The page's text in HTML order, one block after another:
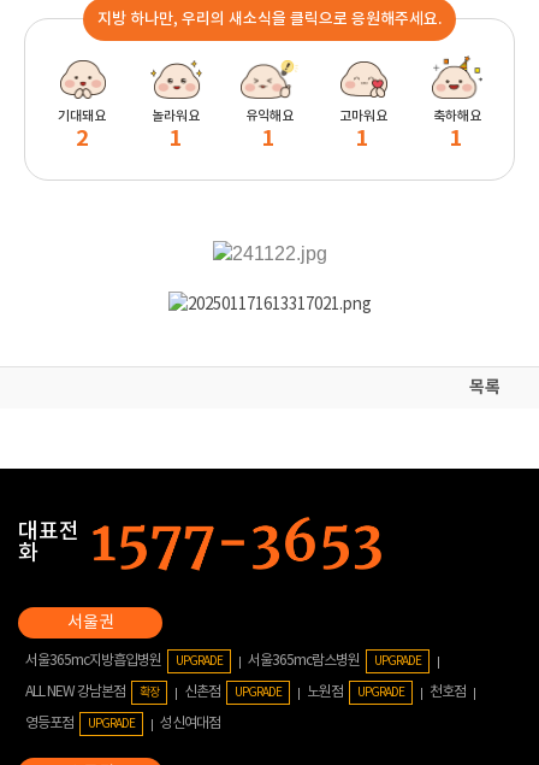
지방 하나만, 우리의 새소식을 클릭으로 응원해주세요.
기대돼요
2
놀라워요
1
유익해요
1
고마워요
1
축하해요
1
목록
대표전
화
서울365mc지방흡입병원 UPGRADE 서울365mc람스병원 UPGRADE
ALL NEW 강남본점 확장 신촌점 UPGRADE 노원점 UPGRADE
천호점
영등포점
UPGRADE 성신여대점